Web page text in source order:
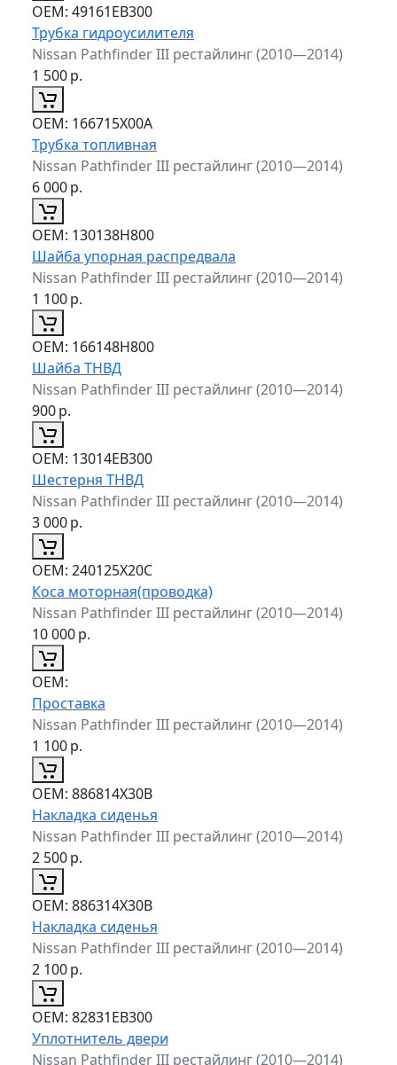
ОЕМ: 49161EB300
Трубка гидроусилителя
Nissan Pathfinder III рестайлинг (2010—2014)
1 500р.
ОЕМ: 166715X00A
Трубка топливная
Nissan Pathfinder III рестайлинг (2010—2014)
6 000р.
ОЕМ: 130138H800
Шайба упорная распредвала
Nissan Pathfinder III рестайлинг (2010—2014)
1 100р.
ОЕМ: 166148H800
Шайба ТНВД
Nissan Pathfinder III рестайлинг (2010—2014)
900р.
ОЕМ: 13014EB300
Шестерня ТНВД
Nissan Pathfinder III рестайлинг (2010—2014)
3 000р.
ОЕМ: 240125X20C
Коса моторная(проводка)
Nissan Pathfinder III рестайлинг (2010—2014)
10 000р.
ОЕМ:
Проставка
Nissan Pathfinder III рестайлинг (2010—2014)
1 100р.
ОЕМ: 886814X30B
Накладка сиденья
Nissan Pathfinder III рестайлинг (2010—2014)
2 500р.
ОЕМ: 886314X30B
Накладка сиденья
Nissan Pathfinder III рестайлинг (2010—2014)
2 100р.
ОЕМ: 82831EB300
Уплотнитель двери
Nissan Pathfinder III рестайлинг (2010—2014)